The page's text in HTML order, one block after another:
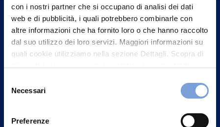
con i nostri partner che si occupano di analisi dei dati
web e di pubblicità, i quali potrebbero combinarle con
altre informazioni che ha fornito loro o che hanno raccolto
dal suo utilizzo dei loro servizi. Maggiori informazioni su
quali cookie utilizziamo nella sezione Dettagli. Scopra di
può trovare nel footer del sito nella sezione "Informativa
delNecessari
Preferenze
un nostro Agente.
Contattaci